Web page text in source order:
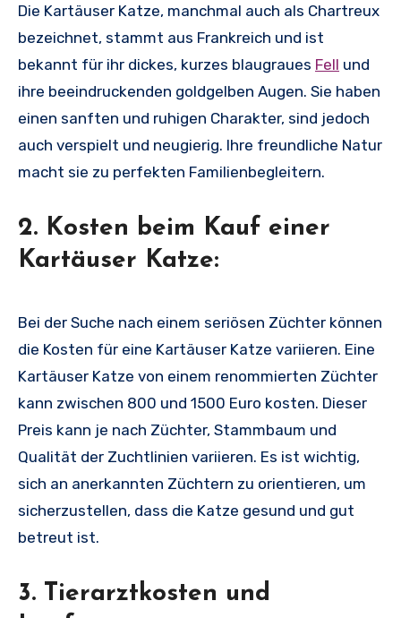
Die Kartäuser Katze, manchmal auch als Chartreux
bezeichnet, stammt aus Frankreich und ist
bekannt für ihr dickes, kurzes blaugraues Fell und
ihre beeindruckenden goldgelben Augen. Sie haben
einen sanften und ruhigen Charakter, sind jedoch
auch verspielt und neugierig. Ihre freundliche Natur
macht sie zu perfekten Familienbegleitern.
2. Kosten beim Kauf einer
Kartäuser Katze:
Bei der Suche nach einem seriösen Züchter können
die Kosten für eine Kartäuser Katze variieren. Eine
Kartäuser Katze von einem renommierten Züchter
kann zwischen 800 und 1500 Euro kosten. Dieser
Preis kann je nach Züchter, Stammbaum und
Qualität der Zuchtlinien variieren. Es ist wichtig,
sich an anerkannten Züchtern zu orientieren, um
sicherzustellen, dass die Katze gesund und gut
betreut ist.
3. Tierarztkosten und